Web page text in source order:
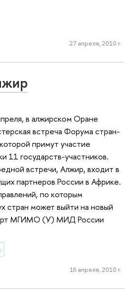
27 апреля, 2010 г.
в алжирском Оране
встреча Форума стран-
примут участие
11 государств-участников.
встречи, Алжир, входит в
партнеров России в Африке.
по которым
стран может выйти на новый
МГИМО (У) МИД России
16 апреля, 2010 г.